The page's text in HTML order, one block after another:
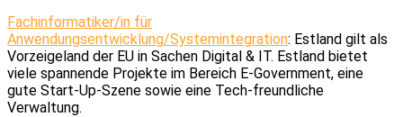
Fachinformatiker/in für
Anwendungsentwicklung/Systemintegration: Estland gilt als
Vorzeigeland der EU in Sachen Digital & IT. Estland bietet
viele spannende Projekte im Bereich E-Government, eine
gute Start-Up-Szene sowie eine Tech-freundliche
Verwaltung.